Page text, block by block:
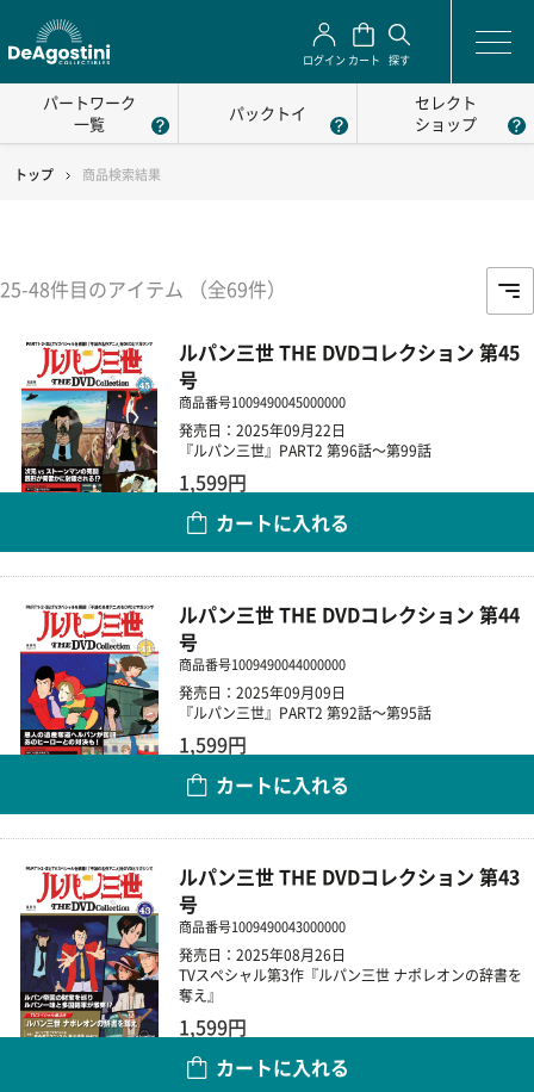
ログイン カート 探す
パートワーク
一覧
パックトイ
セレクト
ショップ
トップ 商品検索結果
25-48件目のアイテム （全69件）
ルパン三世 THE DVDコレクション 第45
号
商品番号1009490045000000
発売日：2025年09月22日
『ルパン三世』PART2 第96話～第99話
1,599円
カートに入れる
ルパン三世 THE DVDコレクション 第44
号
商品番号1009490044000000
発売日：2025年09月09日
『ルパン三世』PART2 第92話～第95話
1,599円
カートに入れる
ルパン三世 THE DVDコレクション 第43
号
商品番号1009490043000000
発売日：2025年08月26日
TVスペシャル第3作『ルパン三世 ナポレオンの辞書を
奪え』
1,599円
カートに入れる